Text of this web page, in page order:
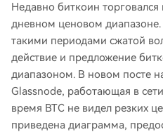
Недавно биткоин
дневном ценовом диапазоне.
такими периодами сжатой
действие и предложение
диапазоном. В новом посте
Glassnode, работающая в
время BTC не видел резких
приведена диаграмма,